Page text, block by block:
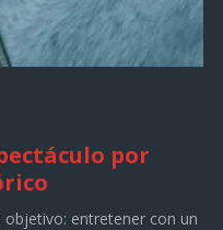
por
objetivo: entretener con un